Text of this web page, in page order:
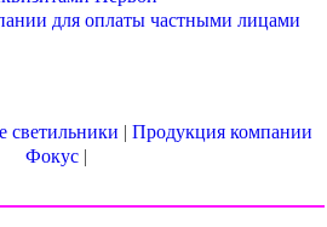
для оплаты частными лицами
светильники | Продукция компании
Фокус|